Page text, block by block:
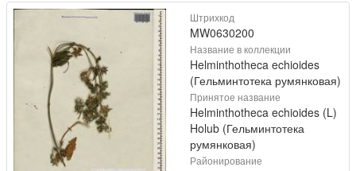
Штрихкод
MW0630200
Название в коллекции
Helminthotheca echioides
(Гельминтотека румянковая)
Принятое название
Helminthotheca echioides (L)
Holub (Гельминтотека
румянковая)
Районирование